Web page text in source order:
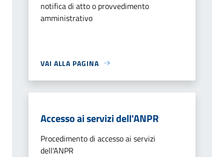
notifica di atto o provvedimento
amministrativo
VAI ALLA PAGINA
Accesso ai servizi dell'ANPR
Procedimento di accesso ai servizi
dell'ANPR